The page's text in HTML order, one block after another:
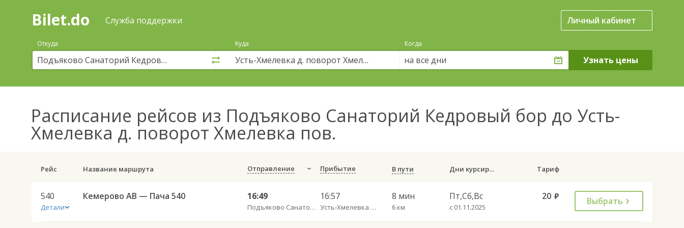
Поиск
покупка
билетов
автобус
онлайн
Bilet.do Служба поддержки Личный кабинет
Откуда Куда Когда
на все дни
Расписание рейсов из Подъяково Санаторий Кедровый бор до Усть-
Хмелевка д. поворот Хмелевка пов.
Рейс Название маршрута Отправление Прибытие В пути Дни курсирования Тариф
540
Детали
Кемерово АВ — Пача 540 16:49
Подъяково Санаторий Кедровый бор
16:57
Усть-Хмелевка д. поворот Хмелевка пов.
8 мин
6 км
Пт,Сб,Вс
с 01.11.2025
20 руб. Выбрать